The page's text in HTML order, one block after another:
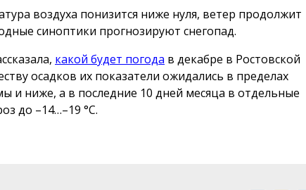
воздуха понизится ниже нуля, ветер продолжит
синоптики прогнозируют снегопад.
какой будет погода в декабре в Ростовской
осадков их показатели ожидались в пределах
и ниже, а в последние 10 дней месяца в отдельные
до –14…–19 °С.